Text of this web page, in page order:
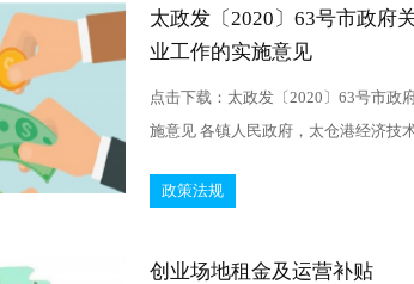
太政发〔2020〕63号市政府
业工作的实施意见
点击下载：太政发〔2020〕63号市政
施意见 各镇人民政府，太仓港经济技
政策法规
创业场地租金及运营补贴